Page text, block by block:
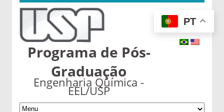
Programa de Pós-
Graduação
Engenharia Química -
EEL/USP
PT